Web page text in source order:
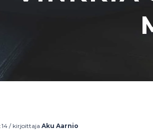
/ kirjoittaja Aku Aarnio